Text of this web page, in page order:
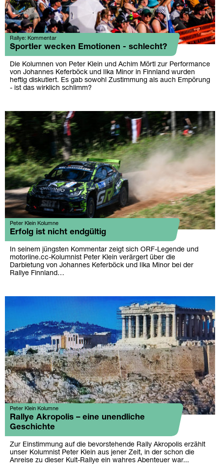
Rallye: Kommentar
Sportler wecken Emotionen - schlecht?
Die Kolumnen von Peter Klein und Achim Mörtl zur Performance
von Johannes Keferböck und Ilka Minor in Finnland wurden
heftig diskutiert. Es gab sowohl Zustimmung als auch Empörung
- ist das wirklich schlimm?
Peter Klein Kolumne
Erfolg ist nicht endgültig
In seinem jüngsten Kommentar zeigt sich ORF-Legende und
motorline.cc-Kolumnist Peter Klein verärgert über die
Darbietung von Johannes Keferböck und Ilka Minor bei der
Rallye Finnland…
Peter Klein Kolumne
Rallye Akropolis – eine unendliche
Geschichte
Zur Einstimmung auf die bevorstehende Rally Akropolis erzählt
unser Kolumnist Peter Klein aus jener Zeit, in der schon die
Anreise zu dieser Kult-Rallye ein wahres Abenteuer war...